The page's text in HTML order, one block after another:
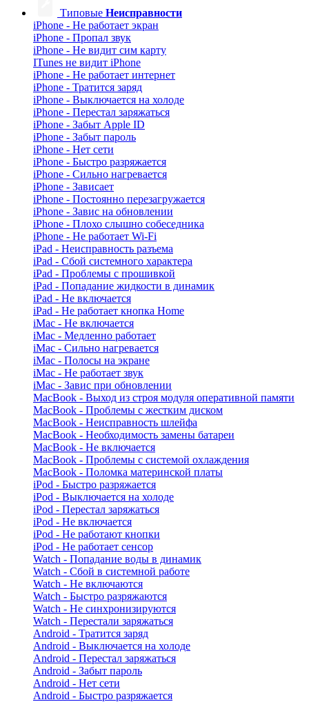
Типовые Неисправности
iPhone - Не работает экран
iPhone - Пропал звук
iPhone - Не видит сим карту
ITunes не видит iPhone
iPhone - Не работает интернет
iPhone - Тратится заряд
iPhone - Выключается на холоде
iPhone - Перестал заряжаться
iPhone - Забыт Apple ID
iPhone - Забыт пароль
iPhone - Нет сети
iPhone - Быстро разряжается
iPhone - Сильно нагревается
iPhone - Зависает
iPhone - Постоянно перезагружается
iPhone - Завис на обновлении
iPhone - Плохо слышно собеседника
iPhone - Не работает Wi-Fi
iPad - Неисправность разъема
iPad - Сбой системного характера
iPad - Проблемы с прошивкой
iPad - Попадание жидкости в динамик
iPad - Не включается
iPad - Не работает кнопка Home
iMac - Не включается
iMac - Медленно работает
iMac - Сильно нагревается
iMac - Полосы на экране
iMac - Не работает звук
iMac - Завис при обновлении
MacBook - Выход из строя модуля оперативной памяти
MacBook - Проблемы с жестким диском
MacBook - Неисправность шлейфа
MacBook - Необходимость замены батареи
MacBook - Не включается
MacBook - Проблемы с системой охлаждения
MacBook - Поломка материнской платы
iPod - Быстро разряжается
iPod - Выключается на холоде
iPod - Перестал заряжаться
iPod - Не включается
iPod - Не работают кнопки
iPod - Не работает сенсор
Watch - Попадание воды в динамик
Watch - Сбой в системной работе
Watch - Не включаются
Watch - Быстро разряжаются
Watch - Не синхронизируются
Watch - Перестали заряжаться
Android - Тратится заряд
Android - Выключается на холоде
Android - Перестал заряжаться
Android - Забыт пароль
Android - Нет сети
Android - Быстро разряжается